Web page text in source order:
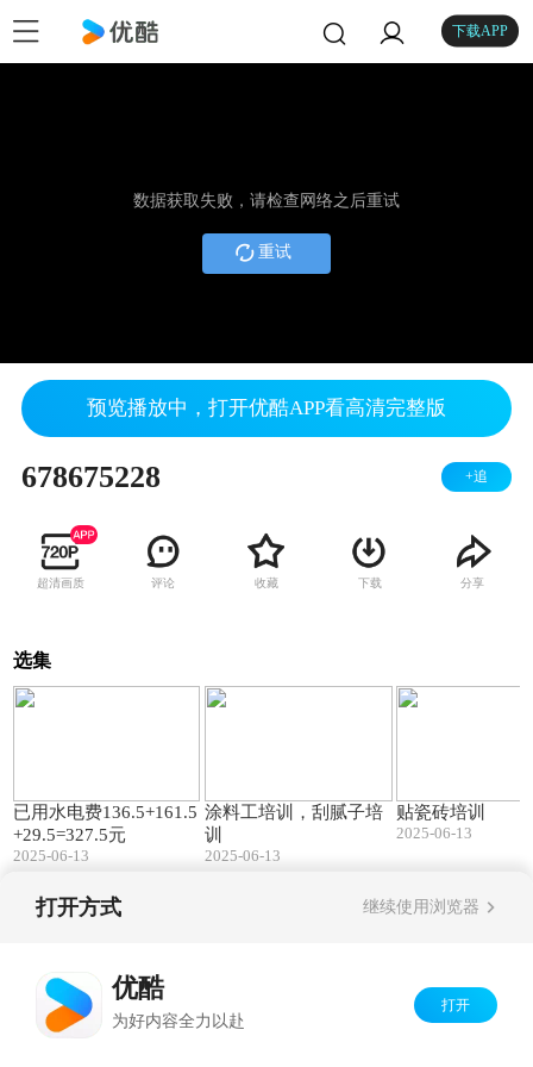
下载APP
数据获取失败，请检查网络之后重试
重试
预览播放中，打开优酷APP看高清完整版
678675228 +追
超清画质 评论 收藏 下载 分享
选集
已用水电费136.5+161.5
+29.5=327.5元
2025-06-13
涂料工培训，刮腻子培
训
2025-06-13
贴瓷砖培训
2025-06-13
打开方式 继续使用浏览器
优酷
为好内容全力以赴
打开